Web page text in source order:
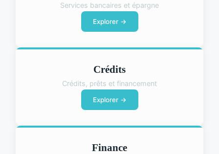
Services bancaires et épargne
Explorer →
Crédits
Crédits, prêts et financement
Explorer →
Finance